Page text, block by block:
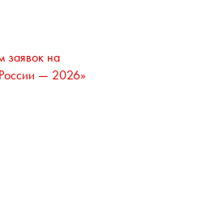
заявок на
— 2026»